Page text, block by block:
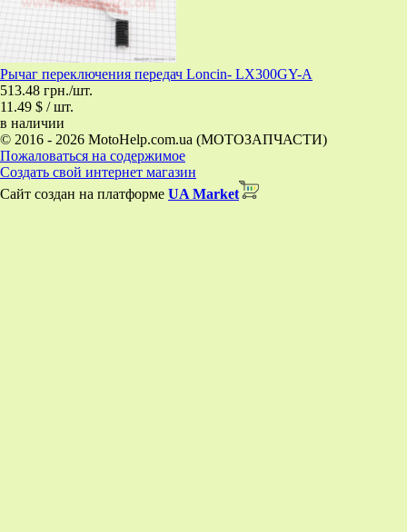
Рычаг переключения передач Loncin- LX300GY-A
513.48 грн./шт.
11.49 $ / шт.
в наличии
© 2016 - 2026 MotoHelp.com.ua (МОТОЗАПЧАСТИ)
Пожаловаться на содержимое
Создать свой интернет магазин
Сайт создан на платформе UA Market